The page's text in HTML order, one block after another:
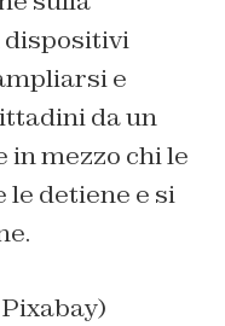
dispositivi
e
da un
in mezzo chi le
detiene e si